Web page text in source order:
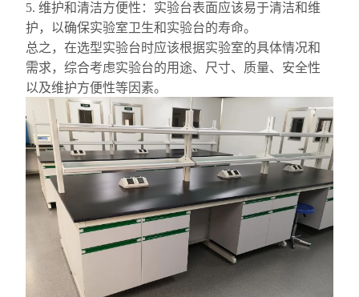
5. 维护和清洁方便性：实验台表面应该易于清洁和维
护，以确保实验室卫生和实验台的寿命。
总之，在选型实验台时应该根据实验室的具体情况和
需求，综合考虑实验台的用途、尺寸、质量、安全性
以及维护方便性等因素。